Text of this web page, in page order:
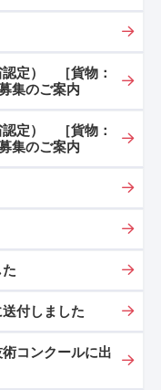
認定） ［貨物：
集のご案内
認定） ［貨物：
集のご案内
付しました
コンクールに出